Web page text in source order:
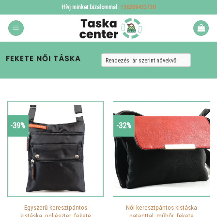
to
content
Hívj minket bizalommal: +36209433720
FEKETE NŐI TÁSKA
-39%
Egyszerű keresztpántos
kistáska, poliészter, fekete
-32%
Női keresztpántos kistáska
patenttal, műbőr, fekete